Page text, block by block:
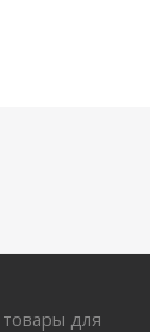
для